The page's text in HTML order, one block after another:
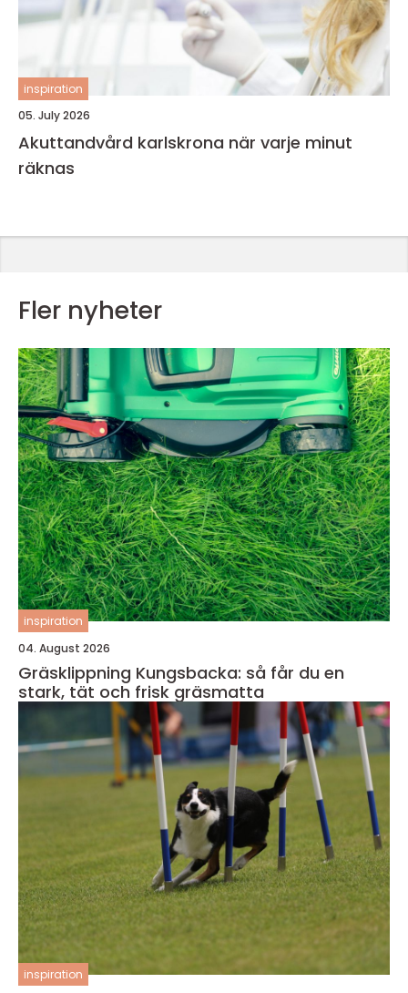
inspiration
05. July 2026
Akuttandvård karlskrona när varje minut
räknas
Fler nyheter
inspiration
04. August 2026
Gräsklippning Kungsbacka: så får du en
stark, tät och frisk gräsmatta
inspiration